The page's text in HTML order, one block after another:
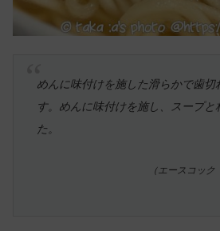
めんに味付けを施した滑らかで歯切
す。めんに味付けを施し、スープと
た。
（エースコック